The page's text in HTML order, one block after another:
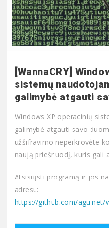
[WannaCRY]
sistemų
galimybė atgauti
Windows XP operacinių
galimybė atgauti savo
užšifravimo neperkrovėte
naują priešnuodį, kuris gali
Atsisiųsti programą ir jos
adresu:
https://github.com/aguinet/